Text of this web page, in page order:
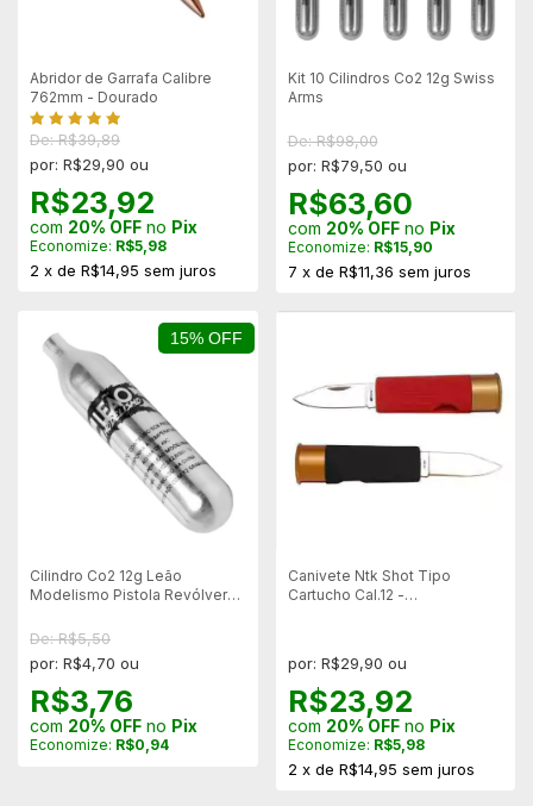
Abridor de Garrafa Calibre
762mm - Dourado
De: R$39,89
por: R$29,90 ou
R$23,92
com 20% OFF no Pix
Economize: R$5,98
2 x de R$14,95 sem juros
Kit 10 Cilindros Co2 12g Swiss
Arms
De: R$98,00
por: R$79,50 ou
R$63,60
com 20% OFFno Pix
Economize: R$15,90
7 x de R$11,36 sem juros
15% OFF
Cilindro Co2 12g Leão
Modelismo Pistola Revólver
De: R$5,50
por: R$4,70 ou
R$3,76
com 20% OFF no Pix
Economize: R$0,94
Canivete Ntk Shot Tipo
Cartucho Cal.12 -
por: R$29,90 ou
R$23,92
com 20% OFFno Pix
Economize: R$5,98
2 x de R$14,95 sem juros